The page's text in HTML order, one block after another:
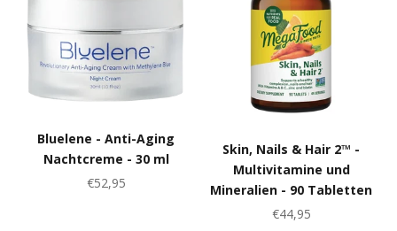
Bluelene - Anti-Aging
Nachtcreme - 30 ml
Angebot
€52,95
Skin, Nails & Hair 2™ -
Multivitamine und
Mineralien - 90 Tabletten
Angebot
€44,95